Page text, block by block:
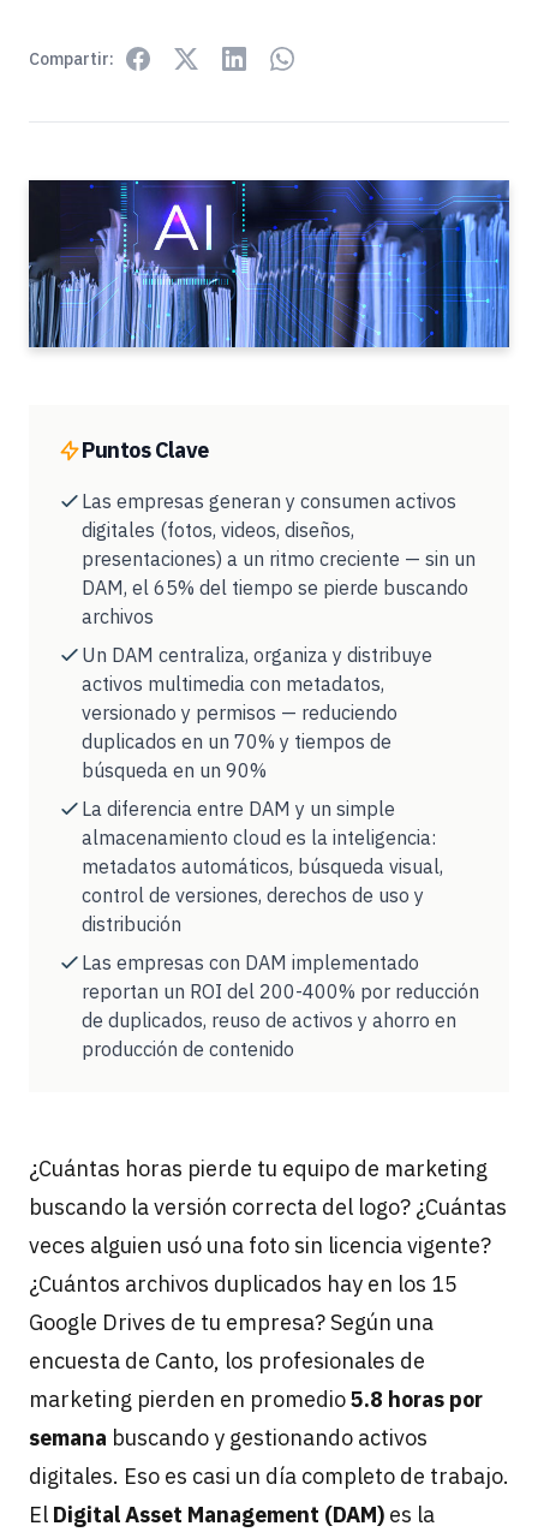
Compartir:
Puntos Clave
Las empresas generan y consumen activos
digitales (fotos, videos, diseños,
presentaciones) a un ritmo creciente — sin un
DAM, el 65% del tiempo se pierde buscando
archivos
Un DAM centraliza, organiza y distribuye
activos multimedia con metadatos,
versionado y permisos — reduciendo
duplicados en un 70% y tiempos de
búsqueda en un 90%
La diferencia entre DAM y un simple
almacenamiento cloud es la inteligencia:
metadatos automáticos, búsqueda visual,
control de versiones, derechos de uso y
distribución
Las empresas con DAM implementado
reportan un ROI del 200-400% por reducción
de duplicados, reuso de activos y ahorro en
producción de contenido
¿Cuántas horas pierde tu equipo de marketing
buscando la versión correcta del logo? ¿Cuántas
veces alguien usó una foto sin licencia vigente?
¿Cuántos archivos duplicados hay en los 15
Google Drives de tu empresa? Según una
encuesta de Canto, los profesionales de
marketing pierden en promedio5.8 horas por
semana buscando y gestionando activos
digitales. Eso es casi un día completo de trabajo.
El Digital Asset Management (DAM) es la